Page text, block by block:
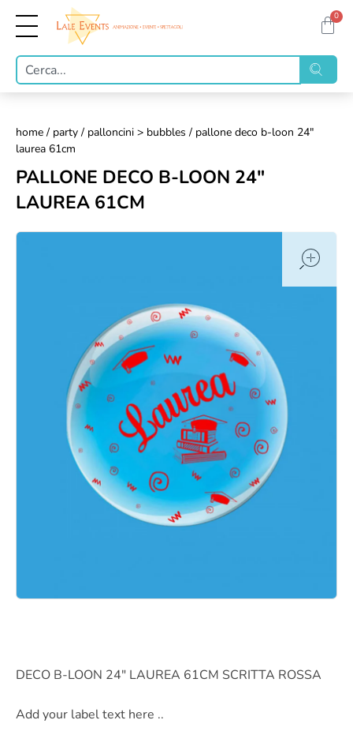
0
home / party / palloncini > bubbles / pallone deco b-loon 24"
laurea 61cm
PALLONE DECO B-LOON 24"
LAUREA 61CM
DECO B-LOON 24″ LAUREA 61CM SCRITTA ROSSA
Add your label text here ..